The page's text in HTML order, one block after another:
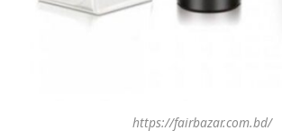
https://fairbazar.com.bd/